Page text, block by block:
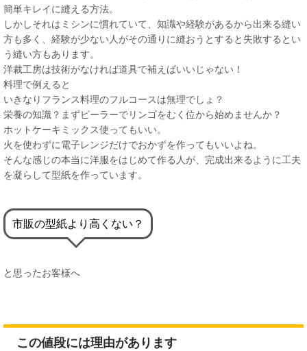
簡単キレイに縫える方法。
しかしそれはミシンに慣れていて、知識や経験があるから出来る縫い
方も多く、経験が少ない人がその通りに縫おうとすると失敗するとい
う縫い方もあります。
洋裁工房は技術がなければ道具で補えばいいじゃない！
料理で例えると
いきなりフランス料理のフルコースは無理でしょ？
栄養の知識？まずピーラーでリンゴをむく位から始めませんか？
ホットケーキミックス使ってもいい。
火を使わずに電子レンジだけでおかずを作ってもいいよね。
そんな感じの本当に洋服をはじめて作る人が、完成出来るように工夫
を凝らして型紙を作っています。
市販の型紙より高くない？
と思ったお客様へ
この値段には理由があります